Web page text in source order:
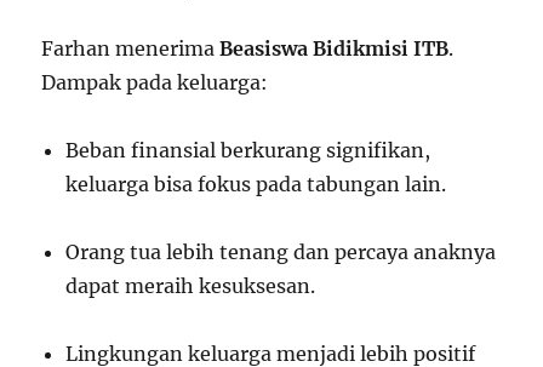
Farhan menerimaBeasiswa Bidikmisi ITB.
Dampak pada keluarga:
Beban finansial berkurang signifikan,
keluarga bisa fokus pada tabungan lain.
Orang tua lebih tenang dan percaya anaknya
dapat meraih kesuksesan.
Lingkungan keluarga menjadi lebih positif